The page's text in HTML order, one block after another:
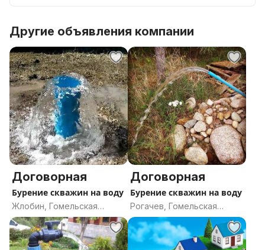
Другие объявления компании
Договорная
Бурение скважин на воду
Жлобин, Гомельская
область
Договорная
Бурение скважин на воду
Рогачев, Гомельская
область